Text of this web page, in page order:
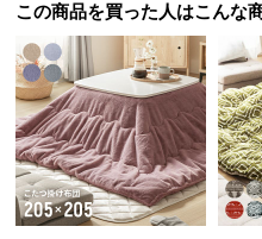
梱
設
置
サ
ー
ビ
ス
に
この商品を買った人はこんな